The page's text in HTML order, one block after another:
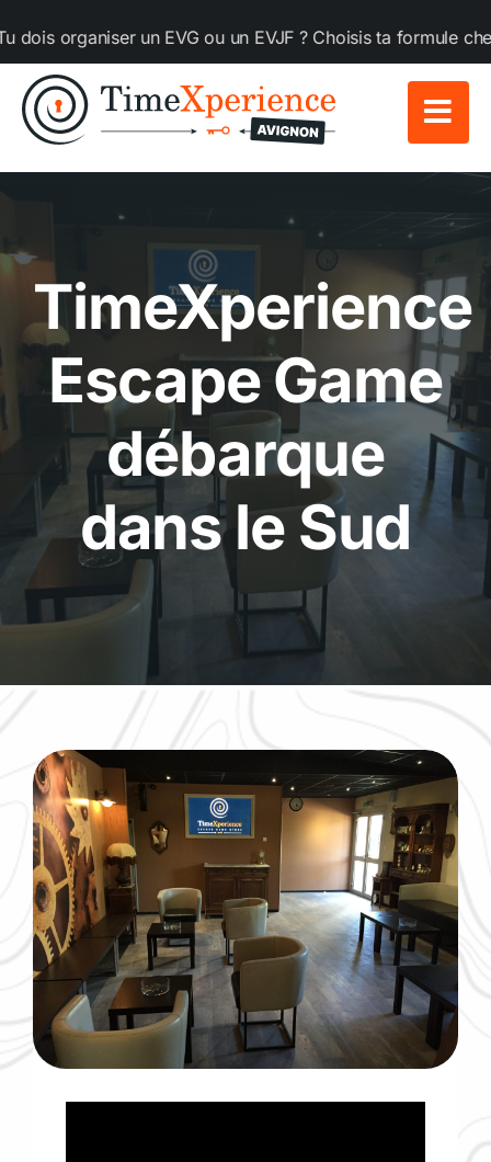
au
contenu
un EVG ou un EVJF ? Choisis ta formule chez
TimeXperience
Escape Game
débarque
dans le Sud